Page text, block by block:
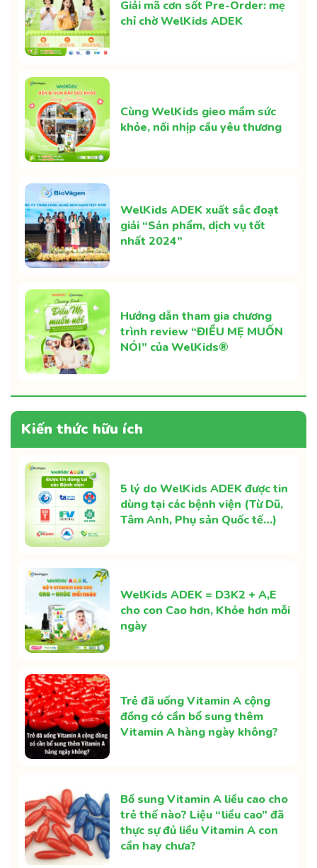
Giải mã cơn sốt Pre-Order: mẹ
chỉ chờ WelKids ADEK
Cùng WelKids gieo mầm sức
khỏe, nối nhịp cầu yêu thương
WelKids ADEK xuất sắc đoạt
giải “Sản phẩm, dịch vụ tốt
nhất 2024”
Hướng dẫn tham gia chương
trình review “ĐIỀU MẸ MUỐN
NÓI” của WelKids®
Kiến thức hữu ích
5 lý do WelKids ADEK được tin
dùng tại các bệnh viện (Từ Dũ,
Tâm Anh, Phụ sản Quốc tế…)
WelKids ADEK = D3K2 + A,E
cho con Cao hơn, Khỏe hơn mỗi
ngày
Trẻ đã uống Vitamin A cộng
đồng có cần bổ sung thêm
Vitamin A hàng ngày không?
Bổ sung Vitamin A liều cao cho
trẻ thế nào? Liệu “liều cao” đã
thực sự đủ liều Vitamin A con
cần hay chưa?